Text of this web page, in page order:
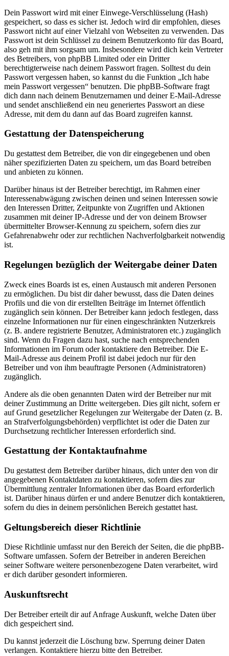
Dein Passwort wird mit einer Einwege-Verschlüsselung (Hash)
gespeichert, so dass es sicher ist. Jedoch wird dir empfohlen, dieses
Passwort nicht auf einer Vielzahl von Webseiten zu verwenden. Das
Passwort ist dein Schlüssel zu deinem Benutzerkonto für das Board,
also geh mit ihm sorgsam um. Insbesondere wird dich kein Vertreter
des Betreibers, von phpBB Limited oder ein Dritter
berechtigterweise nach deinem Passwort fragen. Solltest du dein
Passwort vergessen haben, so kannst du die Funktion „Ich habe
mein Passwort vergessen“ benutzen. Die phpBB-Software fragt
dich dann nach deinem Benutzernamen und deiner E-Mail-Adresse
und sendet anschließend ein neu generiertes Passwort an diese
Adresse, mit dem du dann auf das Board zugreifen kannst.
Gestattung der Datenspeicherung
Du gestattest dem Betreiber, die von dir eingegebenen und oben
näher spezifizierten Daten zu speichern, um das Board betreiben
und anbieten zu können.
Darüber hinaus ist der Betreiber berechtigt, im Rahmen einer
Interessenabwägung zwischen deinen und seinen Interessen sowie
den Interessen Dritter, Zeitpunkte von Zugriffen und Aktionen
zusammen mit deiner IP-Adresse und der von deinem Browser
übermittelter Browser-Kennung zu speichern, sofern dies zur
Gefahrenabwehr oder zur rechtlichen Nachverfolgbarkeit notwendig
ist.
Regelungen bezüglich der Weitergabe deiner Daten
Zweck eines Boards ist es, einen Austausch mit anderen Personen
zu ermöglichen. Du bist dir daher bewusst, dass die Daten deines
Profils und die von dir erstellten Beiträge im Internet öffentlich
zugänglich sein können. Der Betreiber kann jedoch festlegen, dass
einzelne Informationen nur für einen eingeschränkten Nutzerkreis
(z. B. andere registrierte Benutzer, Administratoren etc.) zugänglich
sind. Wenn du Fragen dazu hast, suche nach entsprechenden
Informationen im Forum oder kontaktiere den Betreiber. Die E-
Mail-Adresse aus deinem Profil ist dabei jedoch nur für den
Betreiber und von ihm beauftragte Personen (Administratoren)
zugänglich.
Andere als die oben genannten Daten wird der Betreiber nur mit
deiner Zustimmung an Dritte weitergeben. Dies gilt nicht, sofern er
auf Grund gesetzlicher Regelungen zur Weitergabe der Daten (z. B.
an Strafverfolgungsbehörden) verpflichtet ist oder die Daten zur
Durchsetzung rechtlicher Interessen erforderlich sind.
Gestattung der Kontaktaufnahme
Du gestattest dem Betreiber darüber hinaus, dich unter den von dir
angegebenen Kontaktdaten zu kontaktieren, sofern dies zur
Übermittlung zentraler Informationen über das Board erforderlich
ist. Darüber hinaus dürfen er und andere Benutzer dich kontaktieren,
sofern du dies in deinem persönlichen Bereich gestattet hast.
Geltungsbereich dieser Richtlinie
Diese Richtlinie umfasst nur den Bereich der Seiten, die die phpBB-
Software umfassen. Sofern der Betreiber in anderen Bereichen
seiner Software weitere personenbezogene Daten verarbeitet, wird
er dich darüber gesondert informieren.
Auskunftsrecht
Der Betreiber erteilt dir auf Anfrage Auskunft, welche Daten über
dich gespeichert sind.
Du kannst jederzeit die Löschung bzw. Sperrung deiner Daten
verlangen. Kontaktiere hierzu bitte den Betreiber.